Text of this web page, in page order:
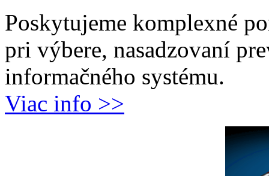
Poskytujeme komplexné
pri výbere, nasadzovaní
informačného systému.
Viac info >>